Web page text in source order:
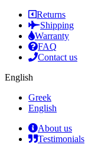
Returns
Shipping
Warranty
FAQ
Contact us
English
Greek
English
About us
Testimonials